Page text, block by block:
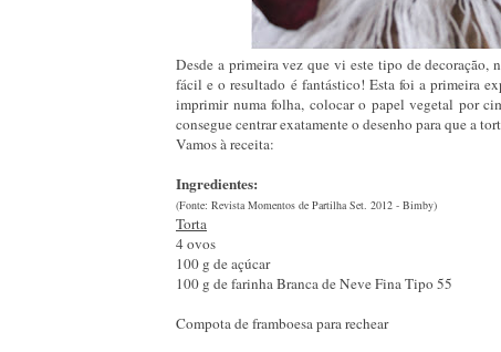
Desde a primeira vez que vi este tipo de decoração,
fácil e o resultado é fantástico! Esta foi a primeira
imprimir numa folha, colocar o papel vegetal por
consegue centrar exatamente o desenho para que a
Vamos à receita:
Ingredientes:
(Fonte: Revista Momentos de Partilha Set. 2012 - Bimby)
Torta
4 ovos
100 g de açúcar
100 g de farinha Branca de Neve Fina Tipo 55
Compota de framboesa para rechear